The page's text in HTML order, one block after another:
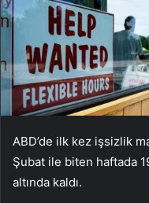
ABD’de ilk kez işsizlik
Şubat ile biten haftada
altında kaldı.